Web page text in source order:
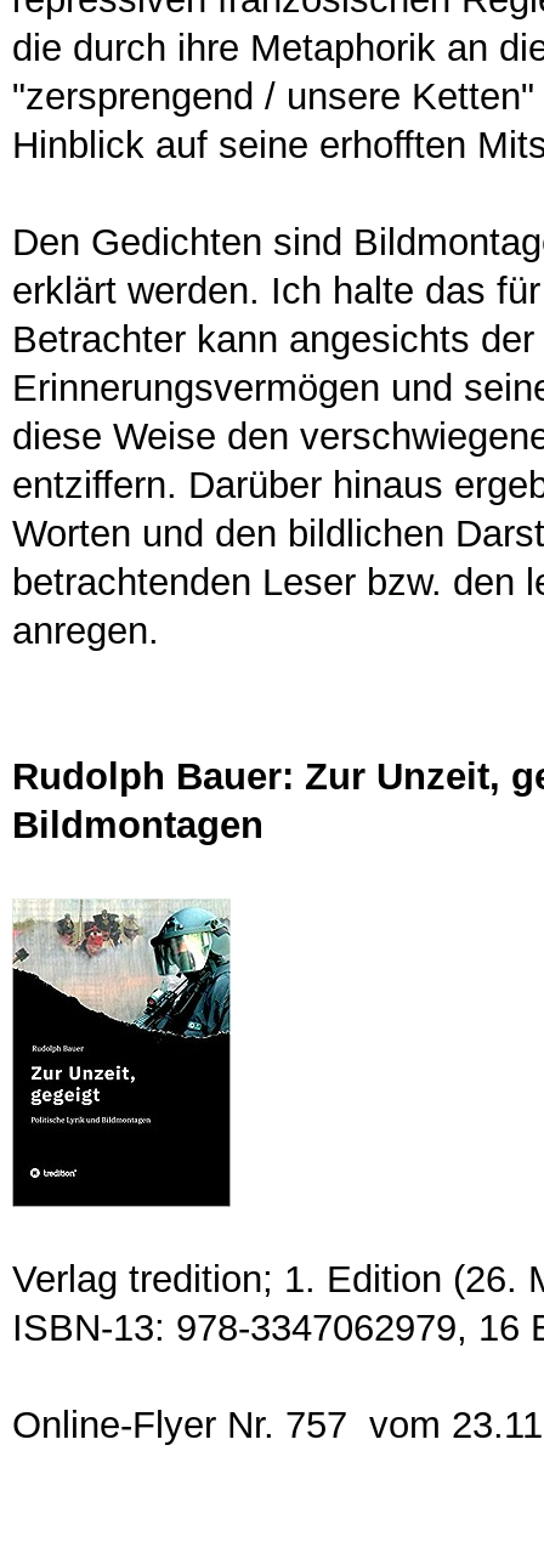
die durch ihre Metaphorik an
"zersprengend / unsere
Hinblick auf seine erhofften
Den Gedichten sind
erklärt werden. Ich halte das
Betrachter kann angesichts
Erinnerungsvermögen und
diese Weise den
entziffern. Darüber hinaus
Worten und den bildlichen
betrachtenden Leser bzw. den
anregen.
Rudolph Bauer: Zur Unzeit,
Bildmontagen
Verlag tredition; 1. Edition (26.
ISBN-13: 978-3347062979, 16
Online-Flyer Nr. 757 vom